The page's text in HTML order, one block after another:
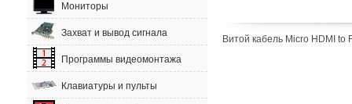
Мониторы
Захват и вывод сигнала
Программы видеомонтажа
Клавиатуры и пульты
Витой кабель Micro HDMI to